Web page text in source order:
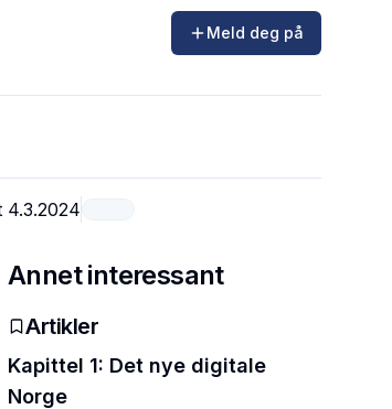
Meld deg på
4.3.2024
Annet interessant
Artikler
Kapittel 1: Det nye digitale
Norge